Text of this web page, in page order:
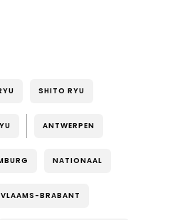
SHITO RYU
ANTWERPEN
NATIONAAL
VLAAMS-BRABANT